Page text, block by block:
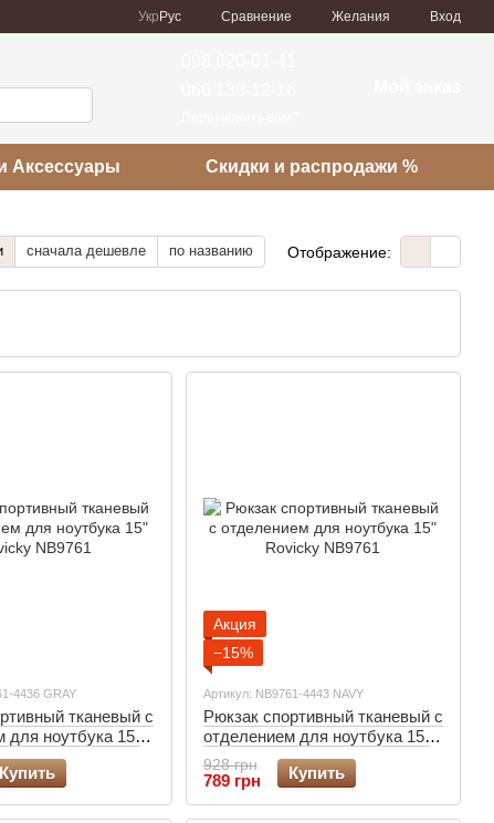
Укр Рус Сравнение Желания Вход
Аксессуары Скидки и распродажи %
сначала дешевле по названию Отображение:
4436 GRAY
тканевый с
для ноутбука 15"
4436 серый
Купить
Акция
−15%
Артикул: NB9761-4443 NAVY
Рюкзак спортивный тканевый с
отделением для ноутбука 15"
Rovicky NB9761-4443 синий
928 грн
789 грн Купить